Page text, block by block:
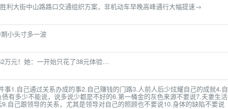
利大街中山路路口交通组织方案，非机动车早晚高峰通行大幅提速→
小头寸多一波
万元！她：一开始只花了38元体验…
事1.自己通过关系办成的事2.自己赚钱的门路3.人前人后少炫耀自己的成就4.自
有多少不能说，说多说少都是不好的6.第一桶金的灰色来源不要说7.夫妻生活
自己跟领导的关系，尤其是领导对自己的照顾也不要说10.身体的缺陷不要说